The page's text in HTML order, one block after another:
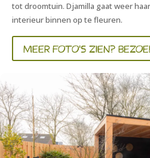
tot droomtuin. Djamilla gaat weer
interieur binnen op te fleuren.
MEER FOTO'S ZIEN?